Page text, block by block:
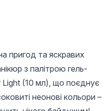
пригод та яскравих
з палітрою гель-
Light (10 мл), що поєднує
неонові кольори –